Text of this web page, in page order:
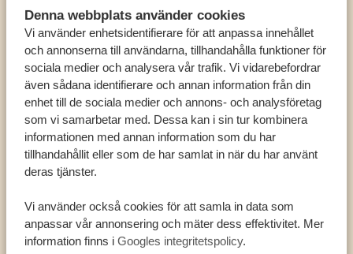
Denna webbplats använder cookies
Vi använder enhetsidentifierare för att anpassa innehållet
och annonserna till användarna, tillhandahålla funktioner för
sociala medier och analysera vår trafik. Vi vidarebefordrar
även sådana identifierare och annan information från din
enhet till de sociala medier och annons- och analysföretag
som vi samarbetar med. Dessa kan i sin tur kombinera
informationen med annan information som du har
tillhandahållit eller som de har samlat in när du har använt
deras tjänster.
Vi använder också cookies för att samla in data som
anpassar vår annonsering och mäter dess effektivitet. Mer
information finns i Googles integritetspolicy.
Ring en expert
FÅ PERSONLIG RÅDGIVNING FRÅN VÅRA
EXPERTER
SV:+31 174 788 108
KONTAKT